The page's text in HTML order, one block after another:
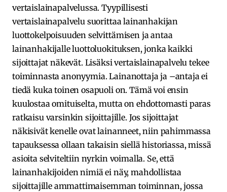
vertaislainapalvelussa. Tyypillisesti
vertaislainapalvelu suorittaa lainanhakijan
luottokelpoisuuden selvittämisen ja antaa
lainanhakijalle luottoluokituksen, jonka kaikki
sijoittajat näkevät. Lisäksi vertaislainapalvelu tekee
toiminnasta anonyymia. Lainanottaja ja –antaja ei
tiedä kuka toinen osapuoli on. Tämä voi ensin
kuulostaa omituiselta, mutta on ehdottomasti paras
ratkaisu varsinkin sijoittajille. Jos sijoittajat
näkisivät kenelle ovat lainanneet, niin pahimmassa
tapauksessa ollaan takaisin siellä historiassa, missä
asioita selviteltiin nyrkin voimalla. Se, että
lainanhakijoiden nimiä ei näy, mahdollistaa
sijoittajille ammattimaisemman toiminnan, jossa